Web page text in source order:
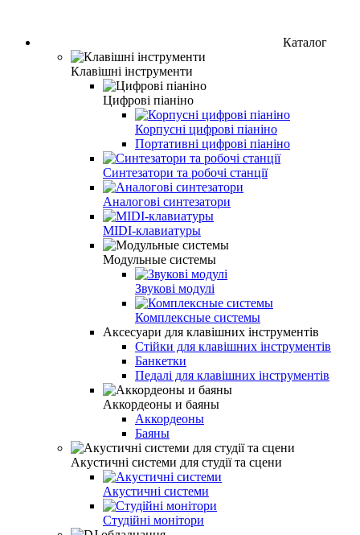
Каталог
Клавішні інструменти
Цифрові піаніно
Корпусні цифрові піаніно
Портативні цифрові піаніно
Синтезатори та робочі станції
Аналогові синтезатори
MIDI-клавиатуры
Модульные системы
Звукові модулі
Комплексные системы
Аксесуари для клавішних інструментів
Стійки для клавішних інструментів
Банкетки
Педалі для клавішних інструментів
Аккордеоны и баяны
Аккордеоны
Баяны
Акустичні системи для студії та сцени
Акустичні системи
Студійні монітори